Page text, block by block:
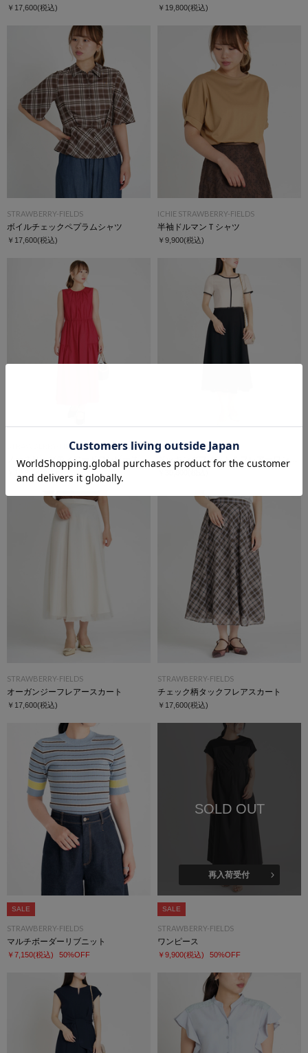
￥17,600(税込) ￥19,800(税込)
STRAWBERRY-FIELDS
ボイルチェックペプラムシャツ
￥17,600(税込)
ICHIE STRAWBERRY-FIELDS
半袖ドルマンＴシャツ
￥9,900(税込)
STRAWBERRY-FIELDS
ノースリーブティアードワンピース
￥19,800 (税込)
STRAWBERRY-FIELDS
￥30,800
STRAWBERRY-FIELDS
オーガンジーフレアースカート
￥17,600(税込)
STRAWBERRY-FIELDS
チェック柄タックフレアスカート
￥17,600(税込)
SALE
STRAWBERRY-FIELDS
マルチボーダーリブニット
￥7,150(税込) 50%OFF
SOLD OUT
再入荷受付
SALE
STRAWBERRY-FIELDS
ワンピース
￥9,900(税込) 50%OFF